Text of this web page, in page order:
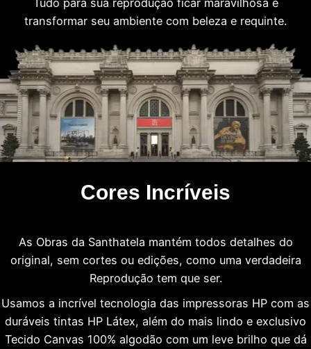
Tudo para sua reprodução ficar maravilhosa e
transformar seu ambiente com beleza e requinte.
Cores Incríveis
As Obras da Santhatela mantém todos detalhes do
original, sem cortes ou edições, como uma verdadeira
Reprodução tem que ser.
Usamos a incrível tecnologia das impressoras HP com as
duráveis tintas HP Látex, além do mais lindo e exclusivo
Tecido Canvas 100% algodão com um leve brilho que dá